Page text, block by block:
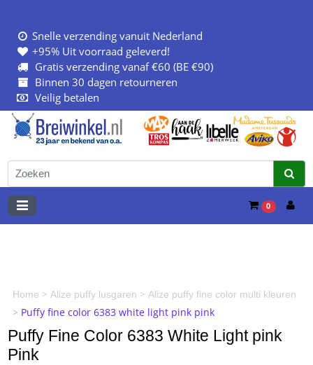
Snelle verzending vanuit Nederland
+95% Uit voorraad geleverd!
Gratis verzending vanaf €60 (BE €90)
Binnen 30 dagen retourneren
Veilig betalen
0
Home >Alize puffy lusgaren >Alize puffy fine color multi kleuren
> Puffy fine color 6383 white light pink pink
Puffy Fine Color 6383 White Light pink
Pink